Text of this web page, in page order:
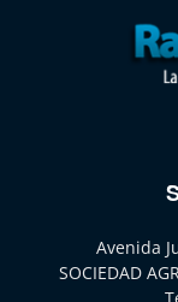
Avenida
SOCIEDAD